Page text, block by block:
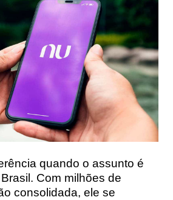
quando o assunto é
Com milhões de
consolidada, ele se